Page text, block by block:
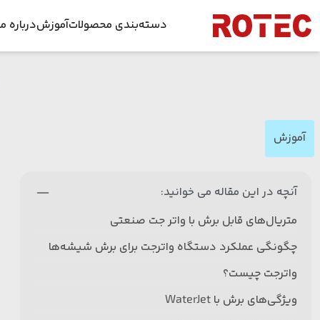
دسته‌بندی محصولات
تیوب لیزر
آموزش
راهنمای
دانلود
درباره
آموزش
آنچه در این مقاله می خوانید:
متریال‌های قابل برش با واتر جت صنعتی
چگونگی عملکرد دستگاه واترجت برای برش شیشه‌ها
واترجت چیست؟
ویژگی‌های برش با WaterJet